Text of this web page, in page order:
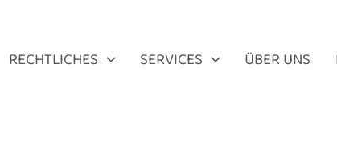
RECHTLICHES SERVICES ÜBER UNS